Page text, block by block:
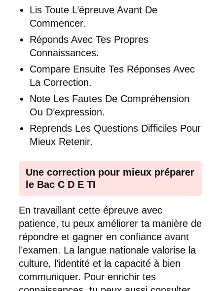
Lis Toute L’épreuve Avant De
Commencer.
Réponds Avec Tes Propres
Connaissances.
Compare Ensuite Tes Réponses Avec
La Correction.
Note Les Fautes De Compréhension
Ou D’expression.
Reprends Les Questions Difficiles Pour
Mieux Retenir.
Une correction pour mieux préparer
le Bac C D E TI
En travaillant cette épreuve avec
patience, tu peux améliorer ta manière de
répondre et gagner en confiance avant
l’examen. La langue nationale valorise la
culture, l’identité et la capacité à bien
communiquer. Pour enrichir tes